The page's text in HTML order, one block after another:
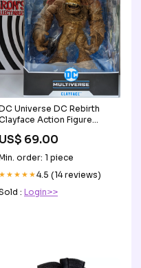
Universe DC Rebirth
Action Figure
US$ 69.00
order: 1 piece
★★★★★4.5 (14 reviews)
: Login>>